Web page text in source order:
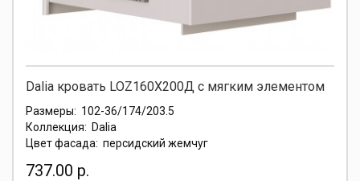
Dalia кровать LOZ160X200Д с мягким элементом
Размеры: 102-36/174/203.5
Коллекция: Dalia
Цвет фасада: персидский жемчуг
737.00 р.